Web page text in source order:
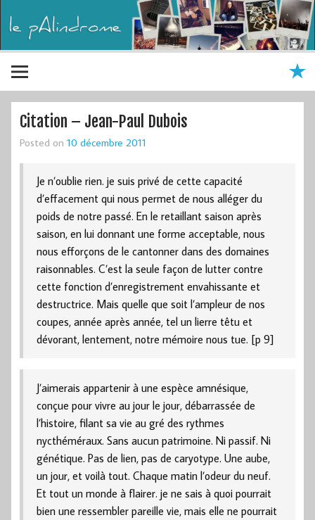
Citation – Jean-Paul Dubois
Posted on 10 décembre 2011
Je n’oublie rien. je suis privé de cette capacité
d’effacement qui nous permet de nous alléger du
poids de notre passé. En le retaillant saison après
saison, en lui donnant une forme acceptable, nous
nous efforçons de le cantonner dans des domaines
raisonnables. C’est la seule façon de lutter contre
cette fonction d’enregistrement envahissante et
destructrice. Mais quelle que soit l’ampleur de nos
coupes, année après année, tel un lierre têtu et
dévorant, lentement, notre mémoire nous tue. [p 9]
J’aimerais appartenir à une espèce amnésique,
conçue pour vivre au jour le jour, débarrassée de
l’histoire, filant sa vie au gré des rythmes
nycthéméraux. Sans aucun patrimoine. Ni passif. Ni
génétique. Pas de lien, pas de caryotype. Une aube,
un jour, et voilà tout. Chaque matin l’odeur du neuf.
Et tout un monde à flairer. je ne sais à quoi pourrait
bien une ressembler pareille vie, mais elle ne pourrait